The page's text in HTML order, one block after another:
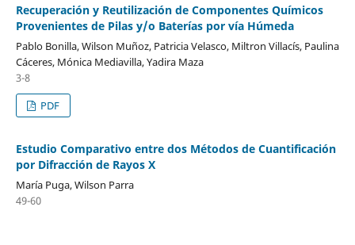
Recuperación y Reutilización de Componentes Químicos
Provenientes de Pilas y/o Baterías por vía Húmeda
Pablo Bonilla, Wilson Muñoz, Patricia Velasco, Miltron Villacís, Paulina
Cáceres, Mónica Mediavilla, Yadira Maza
3-8
PDF
Estudio Comparativo entre dos Métodos de Cuantificación
por Difracción de Rayos X
María Puga, Wilson Parra
49-60